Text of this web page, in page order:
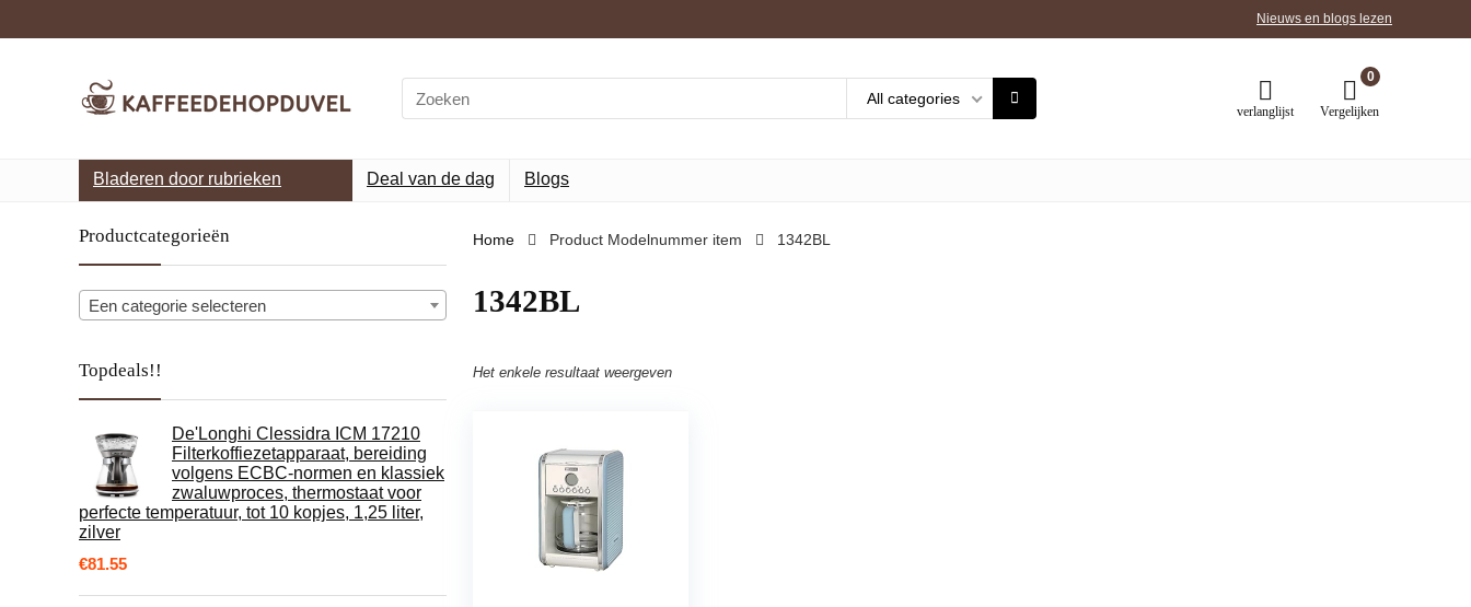
Nieuws en blogs lezen
Search
for:
All categories
verlanglijst
0
Vergelijken
Bladeren door rubrieken Deal van de dag Blogs
Productcategorieën
Een categorie selecteren
Topdeals!!
De'Longhi Clessidra ICM 17210
Filterkoffiezetapparaat, bereiding
volgens ECBC-normen en klassiek
zwaluwproces, thermostaat voor
perfecte temperatuur, tot 10 kopjes, 1,25 liter,
zilver
€81.55
Home Product Modelnummer item ‎1342BL
‎1342BL
Het enkele resultaat weergeven